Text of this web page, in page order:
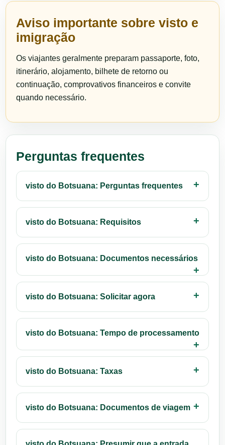
Aviso importante sobre visto e
imigração
Os viajantes geralmente preparam passaporte, foto,
itinerário, alojamento, bilhete de retorno ou
continuação, comprovativos financeiros e convite
quando necessário.
Perguntas frequentes
visto do Botsuana: Perguntas frequentes
visto do Botsuana: Requisitos
visto do Botsuana: Documentos necessários
visto do Botsuana: Solicitar agora
visto do Botsuana: Tempo de processamento
visto do Botsuana: Taxas
visto do Botsuana: Documentos de viagem